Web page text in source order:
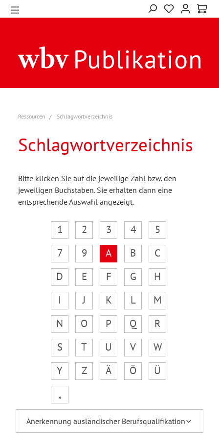
Ressourcen Schlagwortverzeichnis
Schlagwortverzeichnis
Bitte klicken Sie auf die jeweilige Zahl bzw. den
jeweiligen Buchstaben. Sie erhalten dann eine
entsprechende Auswahl angezeigt.
1 2 3 4
5
7
9 A B
C
D
E F G
H
I
J K L
M
N
O P Q
R
S
T U V
W
Y
Z Ä Ö
Ü
„